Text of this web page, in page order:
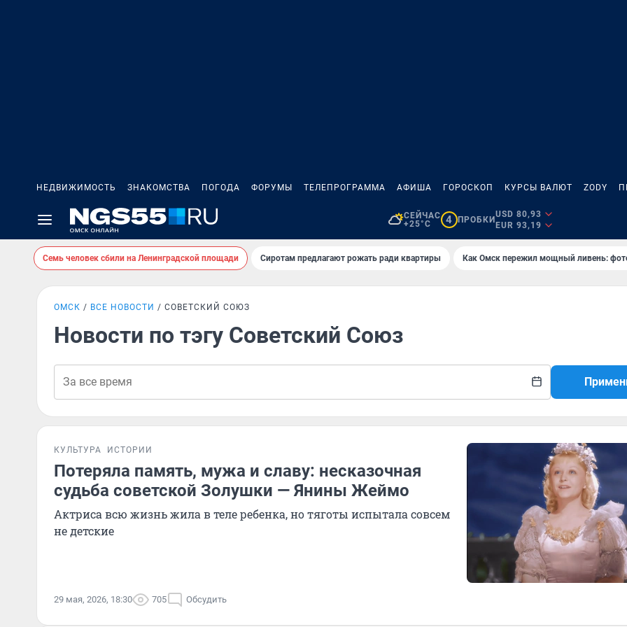
НЕДВИЖИМОСТЬ ЗНАКОМСТВА ПОГОДА ФОРУМЫ ТЕЛЕПРОГРАММА АФИША ГОРОСКОП КУРСЫ ВАЛЮТ ZODY
СЕЙЧАС
+25°C
4 ПРОБКИ
USD 80,93
EUR 93,19
Семь человек сбили на Ленинградской площади Сиротам предлагают рожать ради квартиры Как Омск пережил мощный ливень:
ОМСК ВСЕ НОВОСТИ СОВЕТСКИЙ СОЮЗ
Новости по тэгу Советский Союз
КУЛЬТУРА ИСТОРИИ
Потеряла память, мужа и славу: несказочная
судьба советской Золушки — Янины Жеймо
Актриса всю жизнь жила в теле ребенка, но тяготы испытала совсем
не детские
29 мая, 2026, 18:30 705 Обсудить